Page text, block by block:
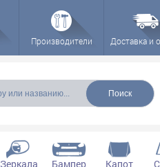
Производители Доставка и
Зеркала Бампер Капот